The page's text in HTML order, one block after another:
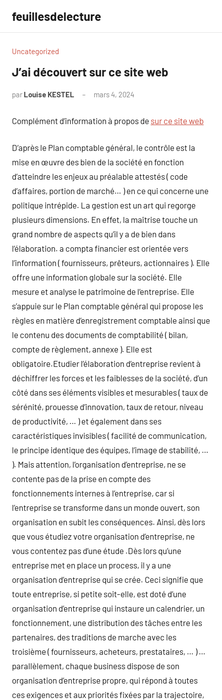
contenu
feuillesdelecture
Uncategorized
J’ai découvert sur ce site web
par Louise KESTEL mars 4, 2024
Complément d’information à propos de sur ce site web
D’après le Plan comptable général, le contrôle est la
mise en œuvre des bien de la société en fonction
d’atteindre les enjeux au préalable attestés ( code
d’affaires, portion de marché… ) en ce qui concerne une
politique intrépide. La gestion est un art qui regorge
plusieurs dimensions. En effet, la maîtrise touche un
grand nombre de aspects qu’il y a de bien dans
l’élaboration. a compta financier est orientée vers
l’information ( fournisseurs, prêteurs, actionnaires ). Elle
offre une information globale sur la société. Elle
mesure et analyse le patrimoine de l’entreprise. Elle
s’appuie sur le Plan comptable général qui propose les
règles en matière d’enregistrement comptable ainsi que
le contenu des documents de comptabilité ( bilan,
compte de règlement, annexe ). Elle est
obligatoire.Etudier l’élaboration d’entreprise revient à
déchiffrer les forces et les faiblesses de la société, d’un
côté dans ses éléments visibles et mesurables ( taux de
sérénité, prouesse d’innovation, taux de retour, niveau
de productivité, … ) et également dans ses
caractéristiques invisibles ( facilité de communication,
le principe identique des équipes, l’image de stabilité, …
). Mais attention, l’organisation d’entreprise, ne se
contente pas de la prise en compte des
fonctionnements internes à l’entreprise, car si
l’entreprise se transforme dans un monde ouvert, son
organisation en subit les conséquences. Ainsi, dès lors
que vous étudiez votre organisation d’entreprise, ne
vous contentez pas d’une étude .Dès lors qu’une
entreprise met en place un process, il y a une
organisation d’entreprise qui se crée. Ceci signifie que
toute entreprise, si petite soit-elle, est doté d’une
organisation d’entreprise qui instaure un calendrier, un
fonctionnement, une distribution des tâches entre les
partenaires, des traditions de marche avec les
troisième ( fournisseurs, acheteurs, prestataires, … ) …
parallèlement, chaque business dispose de son
organisation d’entreprise propre, qui répond à toutes
ces exigences et aux priorités fixées par la trajectoire,